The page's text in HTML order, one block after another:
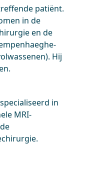
patiënt.
in de
en de
Hij
in
MRI-